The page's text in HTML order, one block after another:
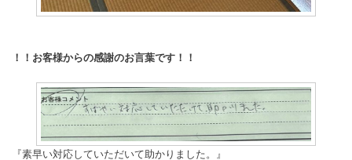
！！お客様からの感謝のお言葉です！！
『素早い対応していただいて助かりました。』